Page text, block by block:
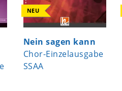
NEU
Nein sagen kann
Chor-Einzelausgabe
SSAA